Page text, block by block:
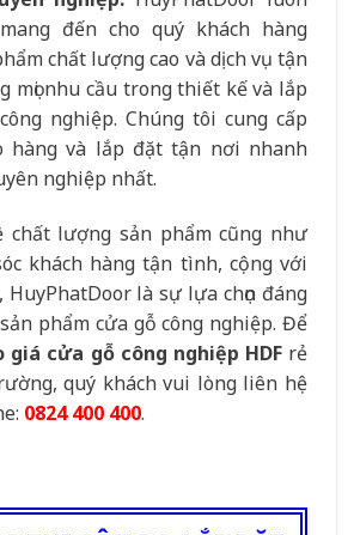
đến cho quý khách hàng
chất lượng cao và dịch vụ tận
mọi nhu cầu trong thiết kế và lắp
nghiệp. Chúng tôi cung cấp
hàng và lắp đặt tận nơi nhanh
nghiệp nhất.
chất lượng sản phẩm cũng như
khách hàng tận tình, cộng với
là sự lựa chọn đáng
phẩm cửa gỗ công nghiệp. Để
giá cửa gỗ công nghiệp HDFrẻ
quý khách vui lòng liên hệ
0824 400 400.